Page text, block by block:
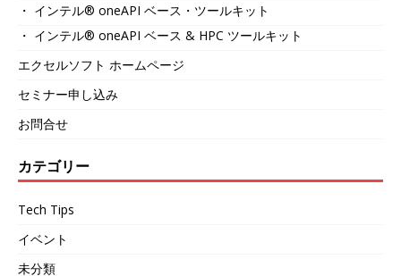
・ インテル® oneAPI ベース・ツールキット
・ インテル® oneAPI ベース & HPC ツールキット
エクセルソフト ホームページ
セミナー申し込み
お問合せ
カテゴリー
Tech Tips
イベント
未分類